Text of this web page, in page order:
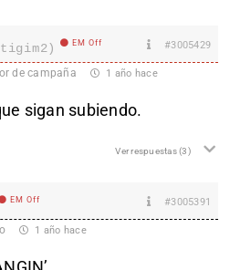
EM Off #3005429
de campaña 1 año hace
sigan subiendo.
Ver respuestas(3)
EM Off #3005391
1 año hace